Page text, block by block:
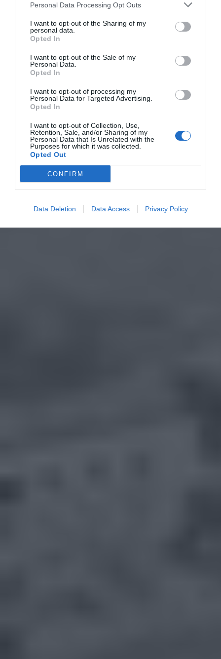
Personal Data Processing Opt Outs
I want to opt-out of the Sharing of my
personal data.
Opted In
I want to opt-out of the Sale of my
Personal Data.
Opted In
I want to opt-out of processing my
Personal Data for Targeted Advertising.
Opted In
I want to opt-out of Collection, Use,
Retention, Sale, and/or Sharing of my
Personal Data that Is Unrelated with the
Purposes for which it was collected.
Opted Out
CONFIRM
Data Deletion Data Access Privacy Policy